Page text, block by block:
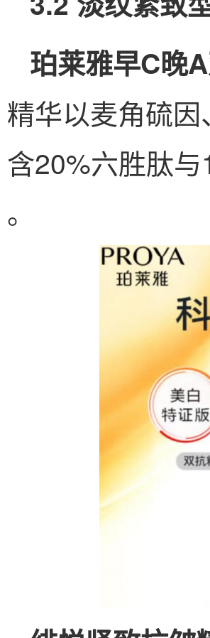
珀莱雅早C晚
精华以麦角硫
含20%六胜肽
。